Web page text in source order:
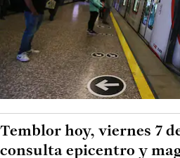
Temblor hoy, viernes 7
consulta epicentro y